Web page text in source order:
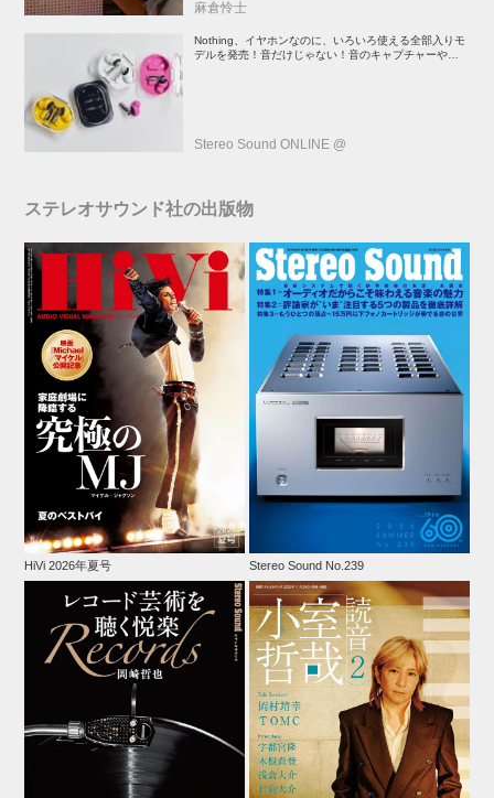
麻倉怜士
Nothing、イヤホンなのに、いろいろ使える全部入りモ
デルを発売！音だけじゃない！音のキャプチャーや、会
Stereo Sound ONLINE @
ステレオサウンド社の出版物
HiVi 2026年夏号 Stereo Sound No.239